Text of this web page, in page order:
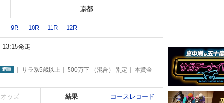
京都
9R 10R 11R 12R
13:15発走
稍重 サラ系5歳以上 500万下 （混合） 別定
本賞金：
オッズ 結果 コースレコード